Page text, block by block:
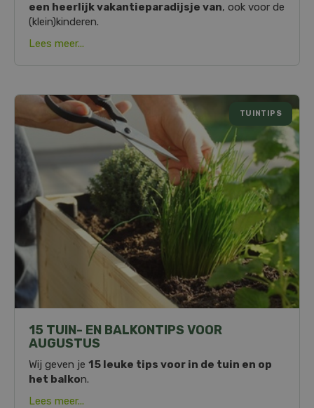
een heerlijk vakantieparadijsje van, ook voor de
(klein)kinderen.
Lees meer...
15 TUIN- EN BALKONTIPS VOOR
AUGUSTUS
TUINTIPS
Wij geven je 15 leuke tips voor in de tuin en op
het balkon.
Lees meer...